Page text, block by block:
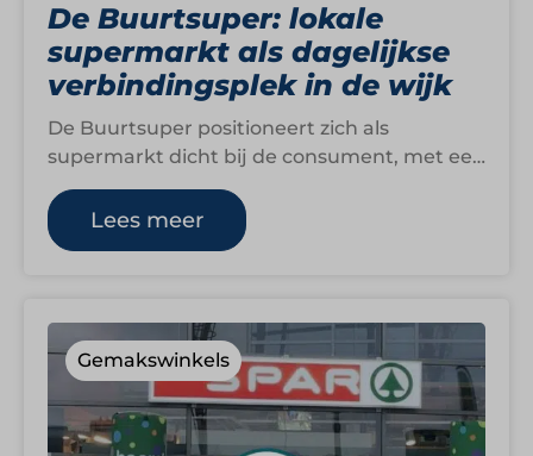
De Buurtsuper: lokale
supermarkt als dagelijkse
verbindingsplek in de wijk
De Buurtsuper positioneert zich als
supermarkt dicht bij de consument, met een
duidelijke focus op dagelijkse
boodschappen, versproducten en lokale…
Lees meer
Gemakswinkels